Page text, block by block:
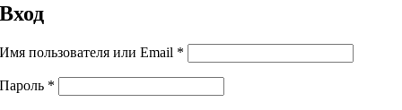
Вход
Имя пользователя или Email *
Пароль *